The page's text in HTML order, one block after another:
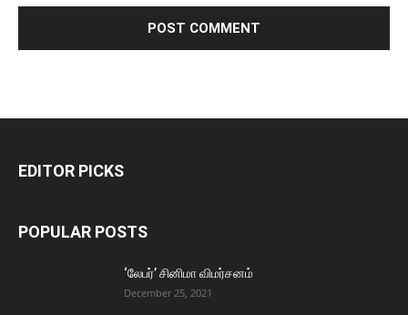
EDITOR PICKS
POPULAR POSTS
‘லேபர்’ சினிமா விமர்சனம்
December 25, 2021